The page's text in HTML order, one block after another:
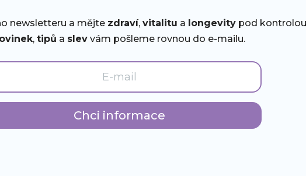
newsletteru a mějte zdraví, vitalitu a longevitypod
,tipů a slev vám pošleme rovnou do e-mailu.
Chci informace